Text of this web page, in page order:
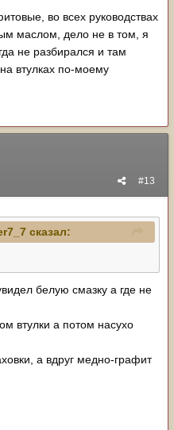
во всех руководствах
маслом, дело не в том, я
не разбирался и там
втулках по-моему
#13
сказал:
белую смазку а где не
втулки а потом насухо
а вдруг медно-графит